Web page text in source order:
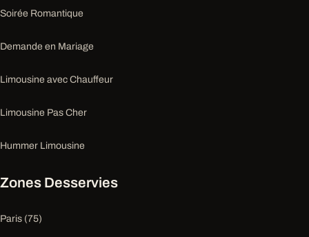
Soirée Romantique
Demande en Mariage
Limousine avec Chauffeur
Limousine Pas Cher
Hummer Limousine
Zones Desservies
Paris (75)